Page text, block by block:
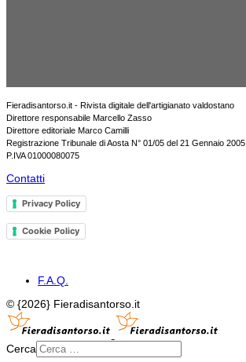
Fieradisantorso.it - Rivista digitale dell'artigianato valdostano
Direttore responsabile Marcello Zasso
Direttore editoriale Marco Camilli
Registrazione Tribunale di Aosta N° 01/05 del 21 Gennaio 2005
P.IVA 01000080075
Contatti
Privacy Policy
Cookie Policy
F.A.Q.
© {2026} Fieradisantorso.it
Cerca